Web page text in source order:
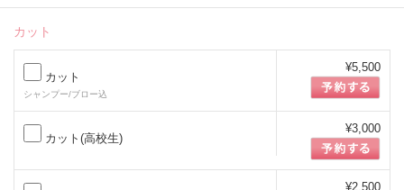
カット
カット
シャンプー/ブロー込
¥5,500
カット(高校生)
¥3,000
¥2,500